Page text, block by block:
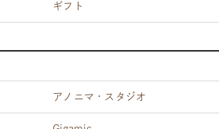
ギフト
アノニマ・スタジオ